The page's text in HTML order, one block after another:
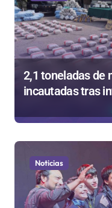
2,1 toneladas de
incautadas tras
Noticias